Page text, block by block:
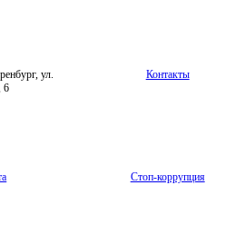
ул.
6
Контакты
Стоп-коррупция